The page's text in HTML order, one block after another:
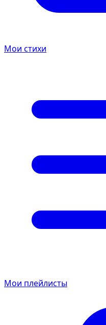
Мои стихи
Мои плейлисты